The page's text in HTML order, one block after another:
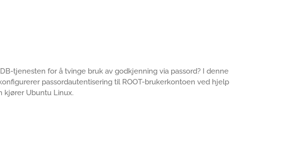
tjenesten for å tvinge bruk av godkjenning via passord? I denne
passordautentisering til ROOT-brukerkontoen ved hjelp
kjører Ubuntu Linux.